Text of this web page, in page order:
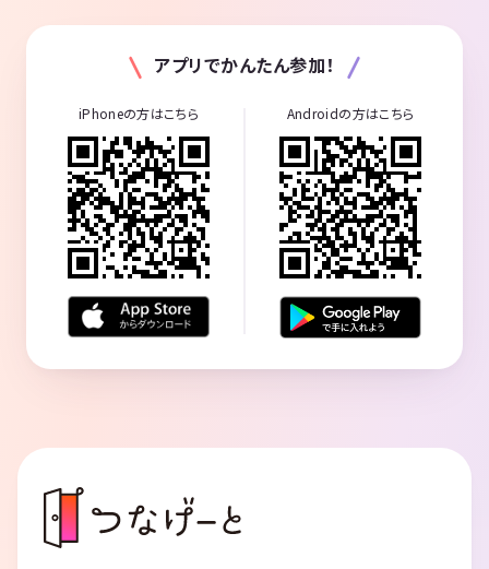
アプリでかんたん参加！
iPhoneの方はこちら Androidの方はこちら